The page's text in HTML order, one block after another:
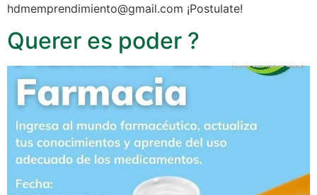
hdmemprendimiento@gmail.com ¡Postulate!
Querer es poder ?